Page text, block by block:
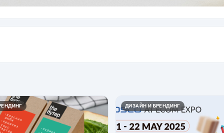
ДИЗАЙН И БРЕНДИНГ